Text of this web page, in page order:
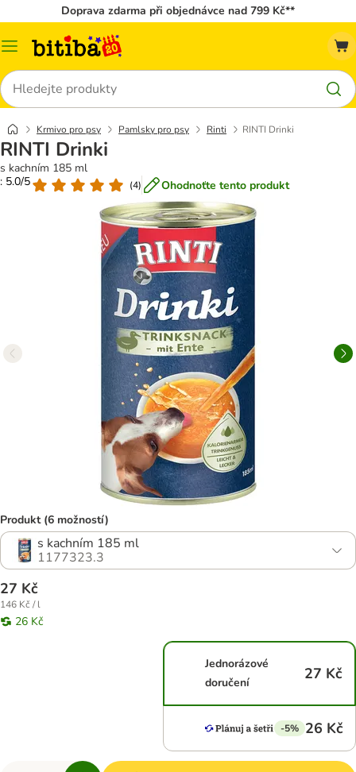
Doprava zdarma při objednávce nad 799 Kč**
Kategorie
Hledat
Krmivo pro psy Pamlsky pro psy Rinti RINTI Drinki
RINTI Drinki
s kachním 185 ml
: 5.0/5
(4) Ohodnoťte tento produkt
Produkt (6 možností)
s kachním 185 ml
1177323.3
27 Kč
146 Kč / l
26 Kč
Jednorázové
doručení
27 Kč
-5% 26 Kč